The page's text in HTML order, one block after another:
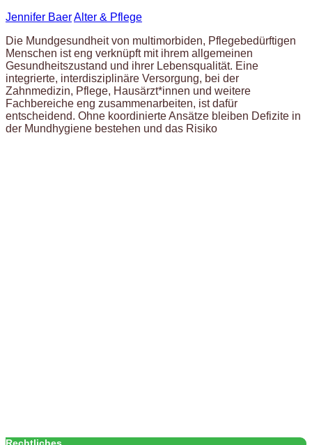
Jennifer BaerAlter & Pflege
Die Mundgesundheit von multimorbiden, Pflegebedürftigen
Menschen ist eng verknüpft mit ihrem allgemeinen
Gesundheitszustand und ihrer Lebensqualität. Eine
integrierte, interdisziplinäre Versorgung, bei der
Zahnmedizin, Pflege, Hausärzt*innen und weitere
Fachbereiche eng zusammenarbeiten, ist dafür
entscheidend. Ohne koordinierte Ansätze bleiben Defizite in
der Mundhygiene bestehen und das Risiko